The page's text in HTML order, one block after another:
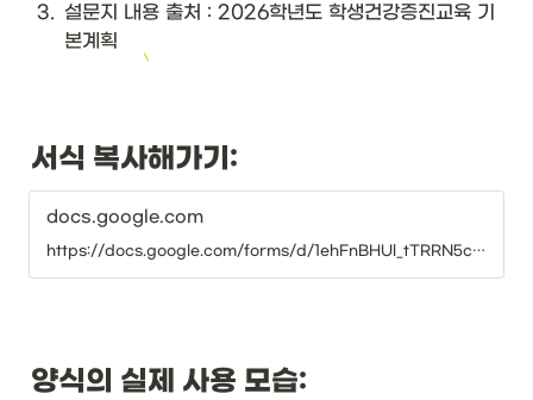
3. 설문지 내용 출처 : 2026학년도 학생건강증진교육 기
본계획
서식 복사해가기:
docs.google.com
https://docs.google.com/forms/d/1ehFnBHUl_tTRRN5cooosRPUA8rH8FOPNnvTLFbKScmQ/copy
양식의 실제 사용 모습: